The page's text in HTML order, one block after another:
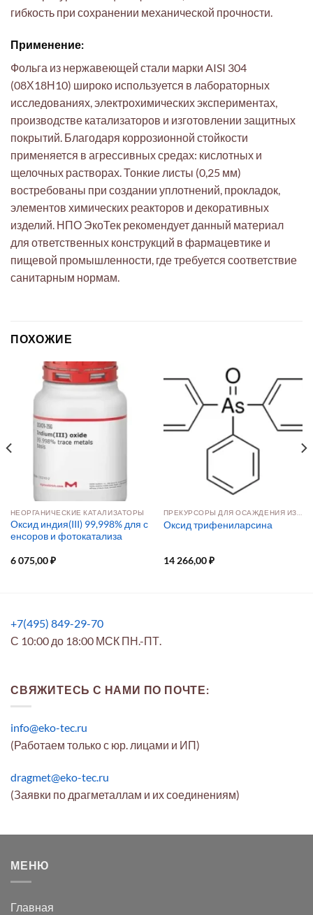
гибкость при сохранении механической прочности.
Применение:
Фольга из нержавеющей стали марки AISI 304
(08Х18Н10) широко используется в лабораторных
исследованиях, электрохимических экспериментах,
производстве катализаторов и изготовлении защитных
покрытий. Благодаря коррозионной стойкости
применяется в агрессивных средах: кислотных и
щелочных растворах. Тонкие листы (0,25 мм)
востребованы при создании уплотнений, прокладок,
элементов химических реакторов и декоративных
изделий. НПО ЭкоТек рекомендует данный материал
для ответственных конструкций в фармацевтике и
пищевой промышленности, где требуется соответствие
санитарным нормам.
ПОХОЖИЕ
НЕОРГАНИЧЕСКИЕ КАТАЛИЗАТОРЫ
Оксид индия(III) 99,998% для с
енсоров и фотокатализа
6 075,00₽
Оксид трифениларсина
14 266,00₽
+7(495) 849-29-70
С 10:00 до 18:00 МСК ПН.-ПТ.
СВЯЖИТЕСЬ С НАМИ ПО ПОЧТЕ:
info@eko-tec.ru
(Работаем только с юр. лицами и ИП)
dragmet@eko-tec.ru
(Заявки по драгметаллам и их соединениям)
МЕНЮ
Главная